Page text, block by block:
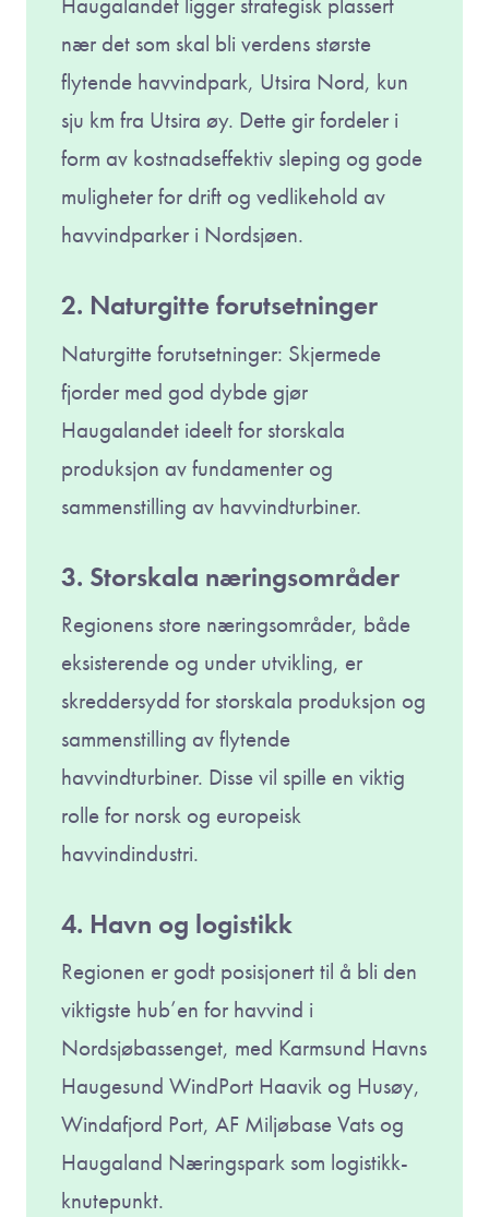
Haugalandet ligger strategisk plassert
nær det som skal bli verdens største
flytende havvindpark, Utsira Nord, kun
sju km fra Utsira øy. Dette gir fordeler i
form av kostnadseffektiv sleping og gode
muligheter for drift og vedlikehold av
havvindparker i Nordsjøen.
2. Naturgitte forutsetninger
Naturgitte forutsetninger: Skjermede
fjorder med god dybde gjør
Haugalandet ideelt for storskala
produksjon av fundamenter og
sammenstilling av havvindturbiner.
3. Storskala næringsområder
Regionens store næringsområder, både
eksisterende og under utvikling, er
skreddersydd for storskala produksjon og
sammenstilling av flytende
havvindturbiner. Disse vil spille en viktig
rolle for norsk og europeisk
havvindindustri.
4. Havn og logistikk
Regionen er godt posisjonert til å bli den
viktigste hub’en for havvind i
Nordsjøbassenget, med Karmsund Havns
Haugesund WindPort Haavik og Husøy,
Windafjord Port, AF Miljøbase Vats og
Haugaland Næringspark som logistikk-
knutepunkt.